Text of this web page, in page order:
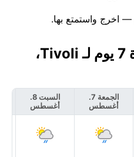
توقعات الطقس لمدة 7 يوم لـ Tivoli،
الجمعة 7.
أغسطس
السبت 8.
أغسطس